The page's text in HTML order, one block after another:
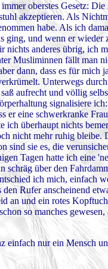
oberstes Gesetz:
akzeptieren. Als
habe. Als ich
ging, und wenn er wieder
anderes übrig, ich
Musliminnen fällt man
dann, dass es für mich
Unterwegs
aufrecht und völlig
signalisiere
er eine schwerkranke
überhaupt nichts
nicht mehr ruhig bleibe.
sind sie es, die
Tagen hatte ich eine
schräg über den
ich mich, einfach
Rufer anscheinend
an und ein rotes
so manches
einfach nur ein Mensch